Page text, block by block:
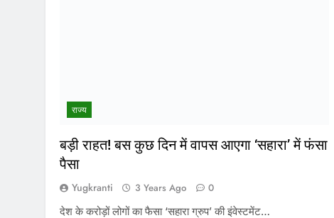
राज्य
बड़ी राहत! बस कुछ दिन में वापस आएगा ‘सहारा’ में फंसा
पैसा
Yugkranti 3 Years Ago
0
देश के करोड़ों लोगों का फैसा ‘सहारा ग्रुप’ की इंवेस्टमेंट…